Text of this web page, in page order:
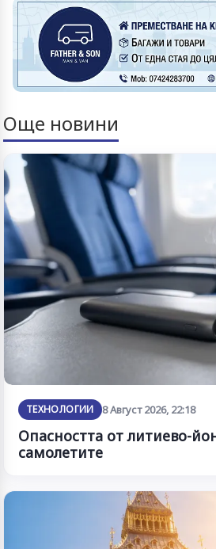
Още новини
ТЕХНОЛОГИИ 8 Август 2026, 22:18
Опасността от литиево-
самолетите